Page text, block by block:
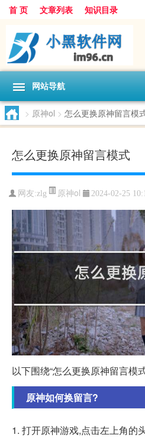
首 页 文章列表 知识目录
网站导航
> 原神ol > 怎么更换原神留言模
怎么更换原神留言模式
网友:zlg 原神ol 2024-02-25
以下围绕“怎么更换原神留言模
原神如何换留言?
1. 打开原神游戏,点击左上角的